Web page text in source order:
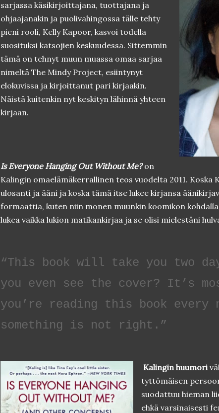
sarjassa käsikirjoittajana, tuottajana ja
ohjaajanakin ja puolivahingossa tälle tehty
pieni rooli, Kelly Kapoor, kasvoi todella
suosituksi katsojien keskuudessa. Sittemmin
tämä on tehnyt muun muassa omaa sarjaa
nimeltä The Mindy Project, esiintynyt
elokuvissa ja kirjoittanut pari kirjaakin.
Näistä kuitenkin nyt keskityn lähinnä yhteen
kirjaan.
Is Everyone Hanging Out Without Me?on
Kalingin omaelämäkerrallinen teos vuodelta 2011. Koska
ulosanti ja ääni ja koska tämä itse lukee kirjansa
formaattia, kuten niin monen muunkin koomikon
lukea vaikka lukion matikankirjaa ja se olisi mielestäni
“This book will take you two
you even see the cover? It’s
you’re reading this book every
something is not right.”
Kalingin huumori
tyttömäisen
suodattuu hieman
ehkä varsinaisesti